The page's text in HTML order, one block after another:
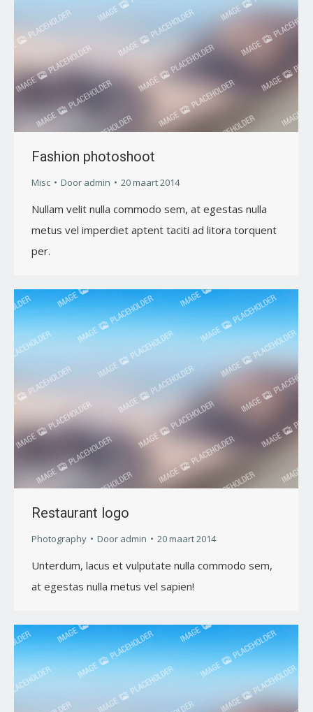
Fashion photoshoot
Misc Door admin 20 maart 2014
Nullam velit nulla commodo sem, at egestas nulla
metus vel imperdiet aptent taciti ad litora torquent
per.
Restaurant logo
Photography Door admin 20 maart 2014
Unterdum, lacus et vulputate nulla commodo sem,
at egestas nulla metus vel sapien!